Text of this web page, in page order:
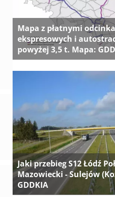
Mapa z płatnymi
ekspresowych i
powyżej 3,5 t. Mapa:
Jaki przebieg S12 Łódź
Mazowiecki - Sulejów
GDDKIA